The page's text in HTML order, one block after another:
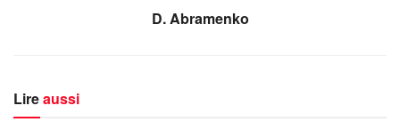
D. Abramenko
Lireaussi